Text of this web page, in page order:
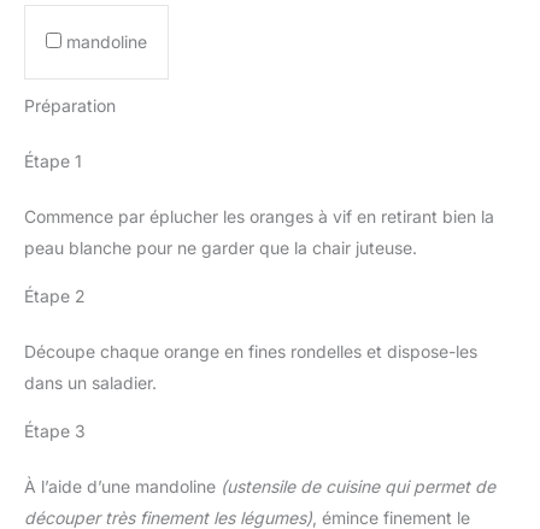
mandoline
Préparation
Étape 1
Commence par éplucher les oranges à vif en retirant bien la
peau blanche pour ne garder que la chair juteuse.
Étape 2
Découpe chaque orange en fines rondelles et dispose-les
dans un saladier.
Étape 3
À l’aide d’une mandoline (ustensile de cuisine qui permet de
découper très finement les légumes) , émince finement le